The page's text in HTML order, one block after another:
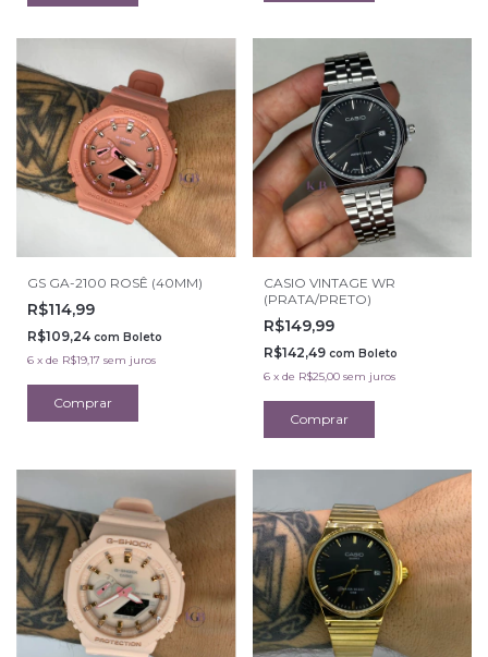
GS GA-2100 ROSÊ (40MM)
R$114,99
R$109,24 com Boleto
6 x de R$19,17 sem juros
CASIO VINTAGE WR
(PRATA/PRETO)
R$149,99
R$142,49 com Boleto
6 x de R$25,00 sem juros